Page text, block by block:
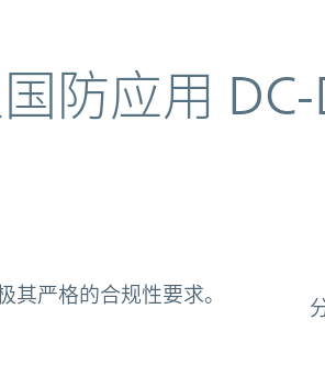
统需求
防应用 DC-
严格的合规性要求。